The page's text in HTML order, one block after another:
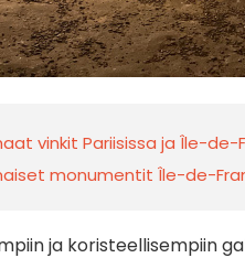
vinkit Pariisissa ja Île-de-
monumentit Île-de-
ja koristeellisempiin